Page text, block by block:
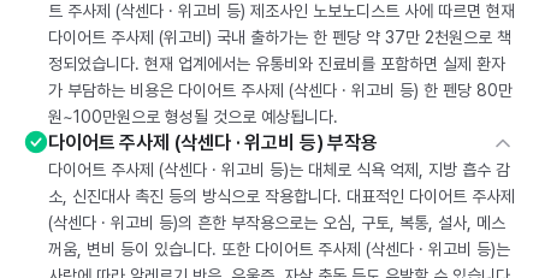
트 주사제 (삭센다 · 위고비 등) 제조사인 노보노디스트 사에 따르면 현재
다이어트 주사제 (위고비) 국내 출하가는 한 펜당 약 37만 2천원으로 책
정되었습니다. 현재 업계에서는 유통비와 진료비를 포함하면 실제 환자
가 부담하는 비용은 다이어트 주사제 (삭센다 · 위고비 등) 한 펜당 80만
원~100만원으로 형성될 것으로 예상됩니다.
다이어트 주사제 (삭센다 · 위고비 등) 부작용
다이어트 주사제 (삭센다 · 위고비 등)는 대체로 식욕 억제, 지방 흡수 감
소, 신진대사 촉진 등의 방식으로 작용합니다. 대표적인 다이어트 주사제
(삭센다 · 위고비 등)의 흔한 부작용으로는 오심, 구토, 복통, 설사, 메스
꺼움, 변비 등이 있습니다. 또한 다이어트 주사제 (삭센다 · 위고비 등)는